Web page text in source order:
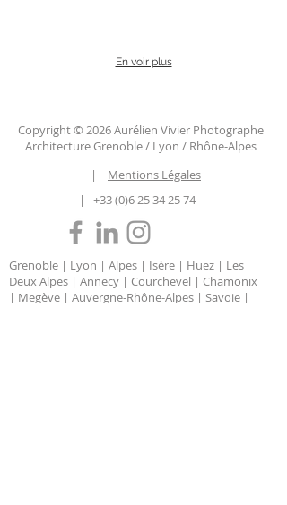
En voir plus
Copyright © 2026 Aurélien Vivier Photographe
Architecture Grenoble / Lyon / Rhône-Alpes
| Mentions Légales
| +33 (0)6 25 34 25 74
Grenoble | Lyon | Alpes | Isère | Huez | Les
Deux Alpes | Annecy | Courchevel | Chamonix
| Megève | Auvergne-Rhône-Alpes | Savoie |